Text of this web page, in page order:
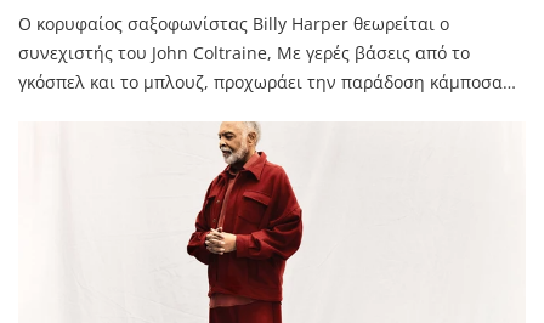
Ο κορυφαίος σαξοφωνίστας Billy Harper θεωρείται ο
συνεχιστής του John Coltraine, Με γερές βάσεις από το
γκόσπελ και το μπλουζ, προχωράει την παράδοση κάμποσα…